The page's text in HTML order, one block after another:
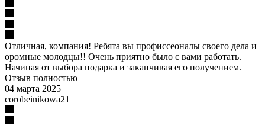
Отличная, компания! Ребята вы профиссеоналы своего дела и
оромные молодцы!! Очень приятно было с вами работать.
Начиная от выбора подарка и заканчивая его получением.
Отзыв полностью
04 марта 2025
corobeinikowa21